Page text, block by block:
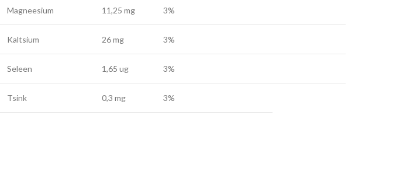
Magneesium 11,25 mg 3%
Kaltsium 26 mg 3%
Seleen 1,65 ug 3%
Tsink 0,3 mg 3%